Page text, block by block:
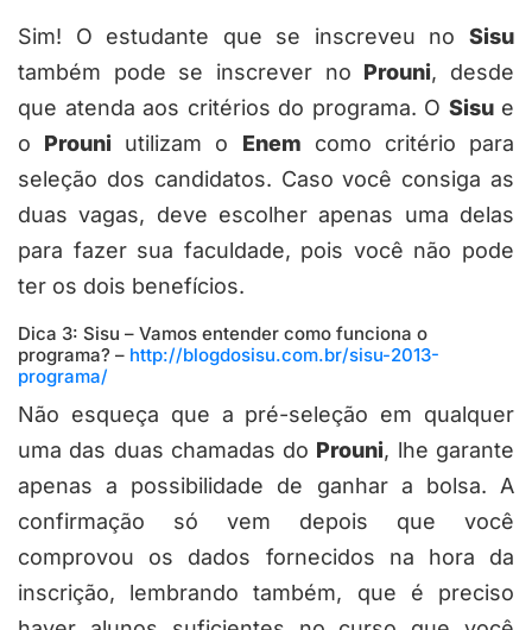
Sim! O estudante que se inscreveu no Sisu
também pode se inscrever no Prouni, desde
que atenda aos critérios do programa. O Sisue
o Prouni utilizam o Enem como critério para
seleção dos candidatos. Caso você consiga as
duas vagas, deve escolher apenas uma delas
para fazer sua faculdade, pois você não pode
ter os dois benefícios.
Dica 3: Sisu – Vamos entender como funciona o
programa? – http://blogdosisu.com.br/sisu-2013-
programa/
Não esqueça que a pré-seleção em qualquer
uma das duas chamadas do Prouni, lhe garante
apenas a possibilidade de ganhar a bolsa. A
confirmação só vem depois que você
comprovou os dados fornecidos na hora da
inscrição, lembrando também, que é preciso